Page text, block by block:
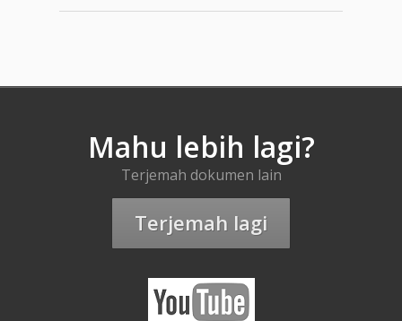
Mahu lebih lagi?
Terjemah dokumen lain
Terjemah lagi